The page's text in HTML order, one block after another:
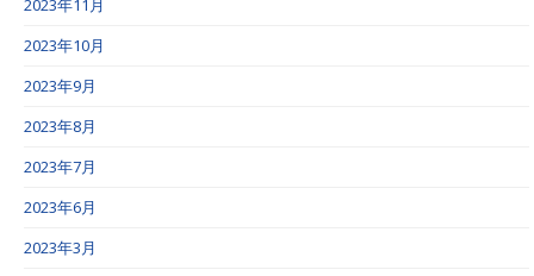
2023年11月
2023年10月
2023年9月
2023年8月
2023年7月
2023年6月
2023年3月